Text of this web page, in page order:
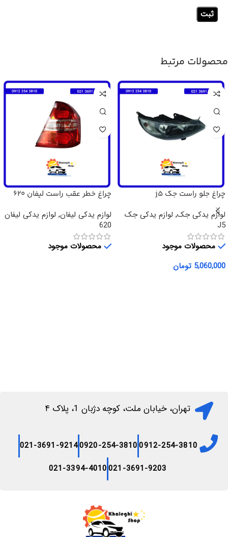
محصولات مرتبط
چراغ جلو راست جک j5
لوازم یدکی جک, لوازم یدکی جک
J5
محصولات موجود
5,060,000 تومان
چراغ خطر عقب راست لیفان 620
لوازم یدکی لیفان, لوازم یدکی لیفان
620
محصولات موجود
تهران، خیابان ملت، کوچه دژبان 1، پلاک ۴
0912-254-3810
0920-254-3810
021-3691-9214
021-3691-9203
021-3394-4010